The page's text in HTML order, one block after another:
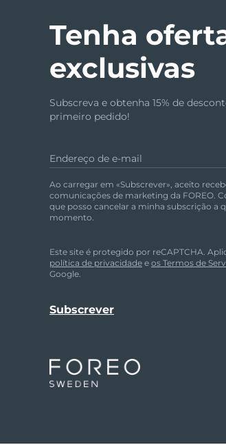
Ofertas especiais Bestsellers
ROTINA DE BELEZA SUECA
Limpeza facial
Anti-aging massage
LUNA™ 4 Plus
Massage, LED heating
Microcurrent toning
BEAR™ 2 go
Microcurrent toning on-the-
UFO™ 3 kit
UFO™ 3 LED
issa™ 4
issa™ 4 plus
Tenha
exclusivas
Subscreva e obtenha 15% de
primeiro pedido!
Endereço de e-mail
Ao carregar em «Subscrever», aceito
comunicações de marketing da FOREO.
que posso cancelar a minha subscrição a
momento.
Este site é protegido por reCAPTCHA.
política de privacidade e os Termos de
Google.